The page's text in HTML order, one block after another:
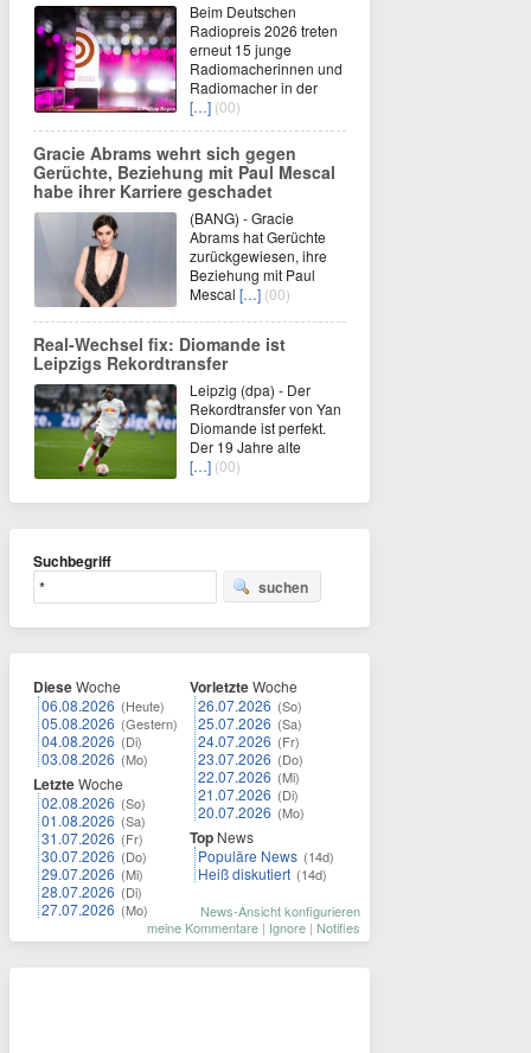
Beim Deutschen
Radiopreis 2026 treten
erneut 15 junge
Radiomacherinnen und
Radiomacher in der
[…] (00)
Gracie Abrams wehrt sich gegen
Gerüchte, Beziehung mit Paul Mescal
habe ihrer Karriere geschadet
(BANG) - Gracie
Abrams hat Gerüchte
zurückgewiesen, ihre
Beziehung mit Paul
Mescal […] (00)
Real-Wechsel fix: Diomande ist
Leipzigs Rekordtransfer
Leipzig (dpa) - Der
Rekordtransfer von Yan
Diomande ist perfekt.
Der 19 Jahre alte
[…] (00)
Suchbegriff
suchen
DieseWoche
06.08.2026 (Heute)
05.08.2026 (Gestern)
04.08.2026 (Di)
03.08.2026 (Mo)
LetzteWoche
02.08.2026 (So)
01.08.2026 (Sa)
31.07.2026 (Fr)
30.07.2026 (Do)
29.07.2026 (Mi)
28.07.2026 (Di)
27.07.2026 (Mo)
VorletzteWoche
26.07.2026 (So)
25.07.2026 (Sa)
24.07.2026 (Fr)
23.07.2026 (Do)
22.07.2026 (Mi)
21.07.2026 (Di)
20.07.2026 (Mo)
Top News
Populäre News (14d)
Heiß diskutiert (14d)
News-Ansicht konfigurieren
meine Kommentare | Ignore | Notifies